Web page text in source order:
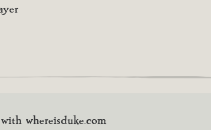
whereisduke.com